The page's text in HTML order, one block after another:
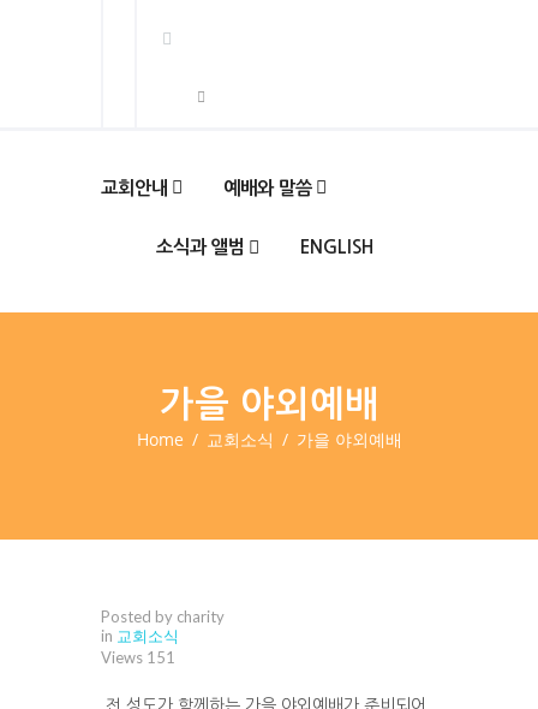
교회안내 예배와 말씀
소식과 앨범 ENGLISH
가을 야외예배
Home 교회소식 가을 야외예배
Posted by charity
in 교회소식
Views 151
전 성도가 함께하는 가을 야외예배가 준비되어